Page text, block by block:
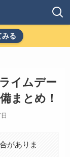
みる
イムデー
まとめ！
がありま